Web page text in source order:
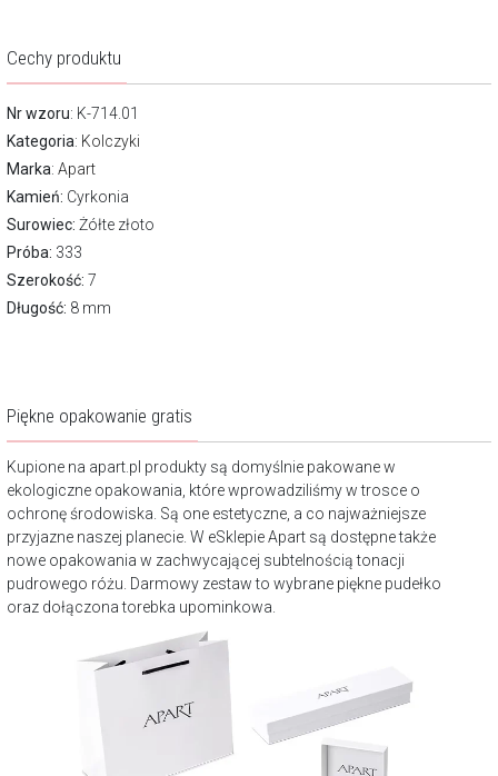
Cechy produktu
Nr wzoru: K-714.01
Kategoria: Kolczyki
Marka: Apart
Kamień: Cyrkonia
Surowiec: Żółte złoto
Próba: 333
Szerokość: 7
Długość: 8 mm
Piękne opakowanie gratis
Kupione na apart.pl produkty są domyślnie pakowane w
ekologiczne opakowania, które wprowadziliśmy w trosce o
ochronę środowiska. Są one estetyczne, a co najważniejsze
przyjazne naszej planecie. W eSklepie Apart są dostępne także
nowe opakowania w zachwycającej subtelnością tonacji
pudrowego różu. Darmowy zestaw to wybrane piękne pudełko
oraz dołączona torebka upominkowa.